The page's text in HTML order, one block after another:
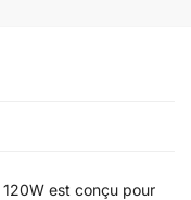
120W est conçu pour